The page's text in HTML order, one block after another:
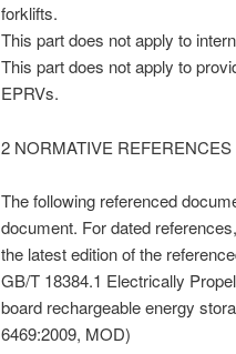
forklifts.
This part does not apply to
This part does not apply to
EPRVs.
2 NORMATIVE REFERENCES
The following referenced
document. For dated
the latest edition of the
GB/T 18384.1 Electrically
board rechargeable energy
6469:2009, MOD)